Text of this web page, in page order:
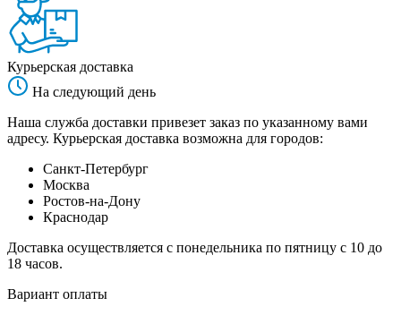
Курьерская доставка
На следующий день
Наша служба доставки привезет заказ по указанному вами
адресу. Курьерская доставка возможна для городов:
Санкт-Петербург
Москва
Ростов-на-Дону
Краснодар
Доставка осуществляется с понедельника по пятницу с 10 до
18 часов.
Вариант оплаты